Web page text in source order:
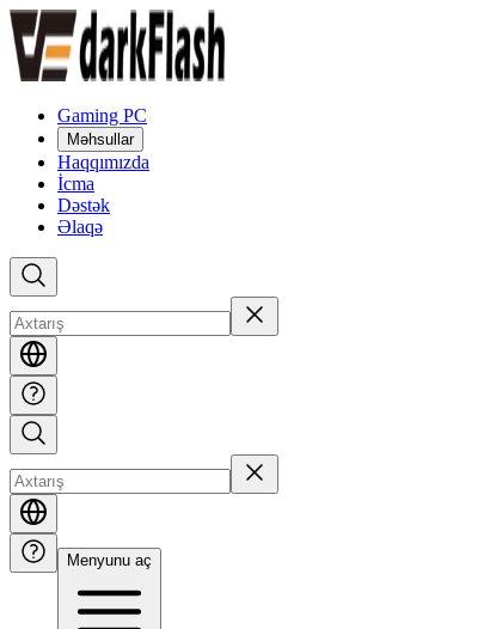
Gaming PC
Məhsullar
Haqqımızda
İcma
Dəstək
Əlaqə
Menyunu aç